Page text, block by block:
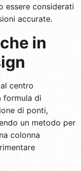
essere considerati
accurate.
in
centro
formula di
di ponti,
un metodo per
colonna